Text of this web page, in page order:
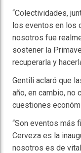
“Colectividades,
los eventos en los
nosotros fue
sostener la
recuperarla y
Gentili aclaró que
año, en cambio, no
cuestiones
“Son eventos más
Cerveza es la
nosotros es de